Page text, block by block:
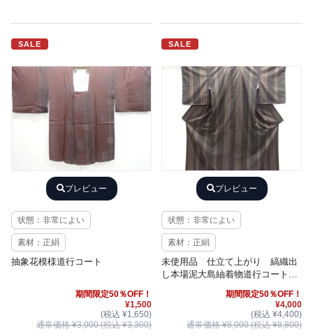
SALE
プレビュー
状態：非常によい
素材：正絹
抽象花模様道行コート
期間限定50％OFF！
¥1,500
(税込 ¥1,650)
通常価格 ¥3,000 (税込 ¥3,300)
SALE
プレビュー
状態：非常によい
素材：正絹
未使用品 仕立て上がり 縞織出
し本場泥大島紬着物道行コートア
期間限定50％OFF！
¥4,000
(税込 ¥4,400)
通常価格 ¥8,000 (税込 ¥8,800)